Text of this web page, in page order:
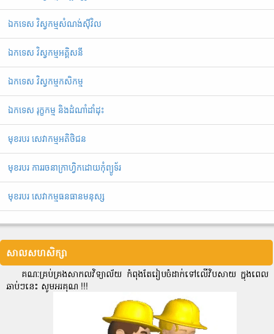
ឯកទេស វិស្វកម្មសំណង់ស៊ីវិល
ឯកទេស វិស្វកម្មអគ្គិសនី
ឯ​ក​ទេស​ ​វិស្វកម្មកសិកម្ម
ឯកទេស រុក្ខកម្ម និងដំណាំដាំដុះ
មុខរបរ សេវាកម្មអតិថិជន
មុខរបរ ការរចនាក្រាហ្វិកដោយកុំព្យូទ័រ
មុខរបរ សេវាកម្មធនធានមនុស្ស
សាលសហសិក្សា
គណៈគ្រប់គ្រងសាកលវិទ្យាល័យ កំពុងតែរៀបចំដាក់ទៅលើវិបសាយ ក្នុងពេល
ឆាប់ៗនេះ សូមអរគុណ !!!